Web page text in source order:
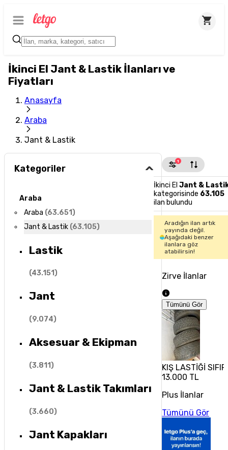
İkinci El Jant & Lastik İlanları ve
Fiyatları
Anasayfa
Araba
Jant & Lastik
Kategoriler
Araba
Araba (63.651)
Jant & Lastik (63.105)
Lastik
(43.151)
Jant
(9.074)
Aksesuar & Ekipman
(3.811)
Jant & Lastik Takımları
(3.660)
Jant Kapakları
1
İkinci ElJant &
kategorisinde 63.105
ilan bulundu
Aradığın ilan artık
yayında değil.
Aşağıdaki benzer
ilanlara göz
atabilirsin!
Zirve İlanlar
Tümünü Gör
KIŞ LASTİĞİ
13.000 TL
Plus İlanlar
Tümünü Gör